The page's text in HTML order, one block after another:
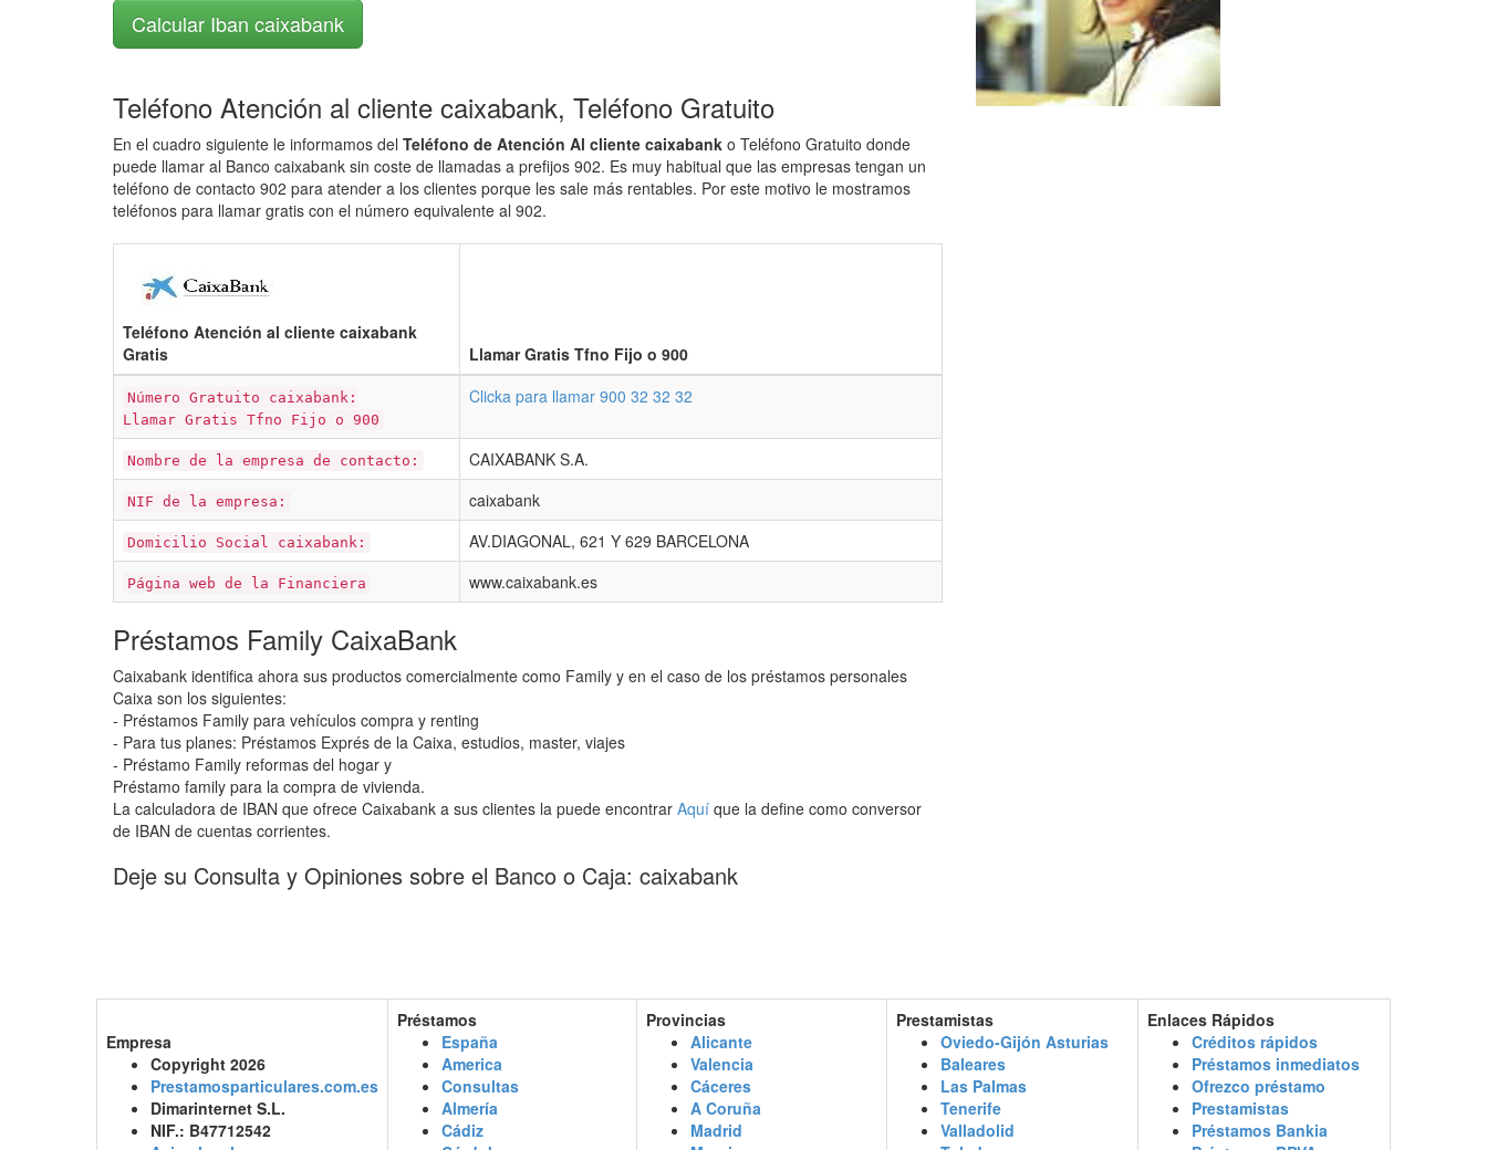
Calcular Iban caixabank
Teléfono Atención al cliente caixabank, Teléfono Gratuito
En el cuadro siguiente le informamos del Teléfono de Atención Al cliente caixabank o Teléfono Gratuito donde
puede llamar al Banco caixabank sin coste de llamadas a prefijos 902. Es muy habitual que las empresas tengan un
teléfono de contacto 902 para atender a los clientes porque les sale más rentables. Por este motivo le mostramos
teléfonos para llamar gratis con el número equivalente al 902.
Teléfono Atención al cliente caixabank
Gratis
Llamar Gratis Tfno Fijo o 900
Número Gratuito caixabank:
Llamar Gratis Tfno Fijo o 900
Clicka para llamar 900 32 32 32
Nombre de la empresa de contacto: CAIXABANK S.A.
NIF de la empresa: caixabank
Domicilio Social caixabank: AV.DIAGONAL, 621 Y 629 BARCELONA
Página web de la Financiera www.caixabank.es
Préstamos Family CaixaBank
Caixabank identifica ahora sus productos comercialmente como Family y en el caso de los préstamos personales
Caixa son los siguientes:
- Préstamos Family para vehículos compra y renting
- Para tus planes: Préstamos Exprés de la Caixa, estudios, master, viajes
- Préstamo Family reformas del hogar y
Préstamo family para la compra de vivienda.
La calculadora de IBAN que ofrece Caixabank a sus clientes la puede encontrar Aquí que la define como conversor
de IBAN de cuentas corrientes.
Deje su Consulta y Opiniones sobre el Banco o Caja: caixabank
Empresa
Copyright 2026
Prestamosparticulares.com.es
Dimarinternet S.L.
NIF.: B47712542
Préstamos
España
America
Consultas
Almería
Cádiz
Provincias
Alicante
Valencia
Cáceres
A Coruña
Madrid
Prestamistas
Oviedo-Gijón Asturias
Baleares
Las Palmas
Tenerife
Valladolid
Enlaces Rápidos
Créditos rápidos
Préstamos inmediatos
Ofrezco préstamo
Prestamistas
Préstamos Bankia